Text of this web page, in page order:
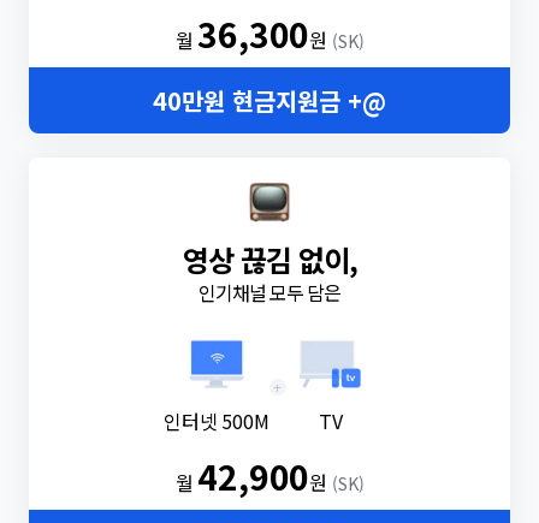
월36,300원 (SK)
40만원 현금지원금 +@
영상 끊김 없이,
인기채널 모두 담은
인터넷 500M
+
TV
월 42,900원 (SK)